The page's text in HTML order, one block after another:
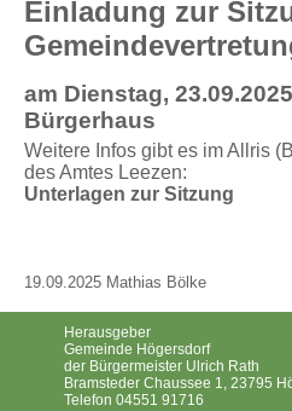
Einladung zur
am Dienstag,
Bürgerhaus
Weitere Infos gibt es im Allris
des Amtes Leezen:
Unterlagen zur Sitzung
19.09.2025 Mathias Bölke
Herausgeber
Gemeinde Högersdorf
der Bürgermeister Ulrich Rath
Bramsteder Chaussee 1, 23795
Telefon 04551 91716